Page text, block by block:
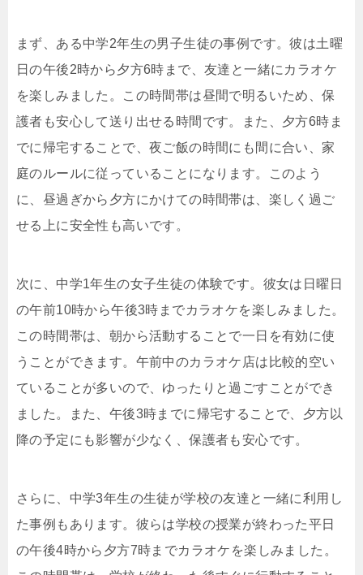
まず、ある中学2年生の男子生徒の事例です。彼は土曜
日の午後2時から夕方6時まで、友達と一緒にカラオケ
を楽しみました。この時間帯は昼間で明るいため、保
護者も安心して送り出せる時間です。また、夕方6時ま
でに帰宅することで、夜ご飯の時間にも間に合い、家
庭のルールに従っていることになります。このよう
に、昼過ぎから夕方にかけての時間帯は、楽しく過ご
せる上に安全性も高いです。
次に、中学1年生の女子生徒の体験です。彼女は日曜日
の午前10時から午後3時までカラオケを楽しみました。
この時間帯は、朝から活動することで一日を有効に使
うことができます。午前中のカラオケ店は比較的空い
ていることが多いので、ゆったりと過ごすことができ
ました。また、午後3時までに帰宅することで、夕方以
降の予定にも影響が少なく、保護者も安心です。
さらに、中学3年生の生徒が学校の友達と一緒に利用し
た事例もあります。彼らは学校の授業が終わった平日
の午後4時から夕方7時までカラオケを楽しみました。